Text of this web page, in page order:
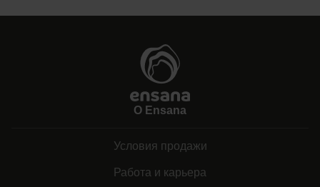
О Ensana
Условия продажи
Работа и карьера